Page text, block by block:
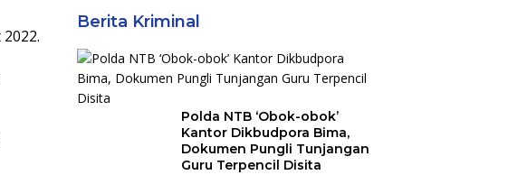
Berita Kriminal
Polda NTB ‘Obok-obok’
Kantor Dikbudpora Bima,
Dokumen Pungli Tunjangan
Guru Terpencil Disita